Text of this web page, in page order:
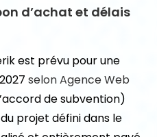
d’achat et délais
est prévu pour une
selon Agence Web
de subvention)
projet défini dans le